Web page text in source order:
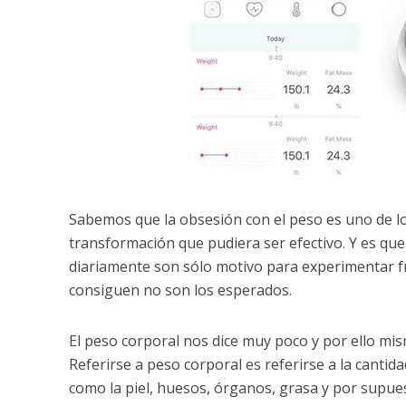
Sabemos que la obsesión con el peso es uno de
transformación que pudiera ser efectivo. Y es
diariamente son sólo motivo para experimentar
consiguen no son los esperados.
El peso corporal nos dice muy poco y por ello
Referirse a peso corporal es referirse a la
como la piel, huesos, órganos, grasa y por